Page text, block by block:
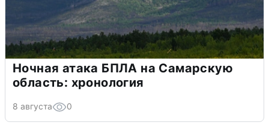
Ночная атака БПЛА на Самарскую
область: хронология
8 августа 0